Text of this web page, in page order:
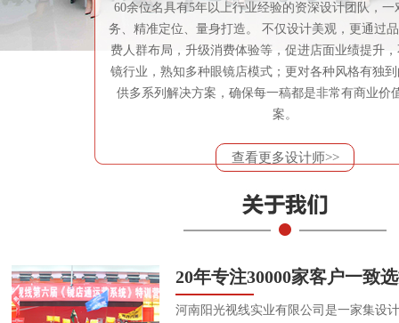
60余位名具有5年以上行业经验的资深设计团队，一
务、精准定位、量身打造。 不仅设计美观，更通过
费人群布局，升级消费体验等，促进店面业绩提升
镜行业，熟知多种眼镜店模式；更对各种风格有独
供多系列解决方案，确保每一稿都是非常有商业价
案。
查看更多设计师>>
20年专注30000家客户一致
河南阳光视线实业有限公司是一家集设